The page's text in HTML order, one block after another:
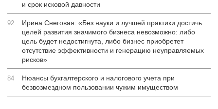
и срок исковой давности
92
Ирина Снеговая: «Без науки и лучшей практики достичь
целей развития значимого бизнеса невозможно: либо
цель будет недостигнута, либо бизнес приобретет
отсутствие эффективности и генерацию неуправляемых
рисков»
84
Нюансы бухгалтерского и налогового учета при
безвозмездном пользовании чужим имуществом